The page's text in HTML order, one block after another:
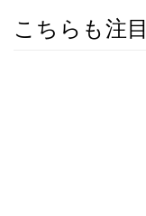
こちらも注目